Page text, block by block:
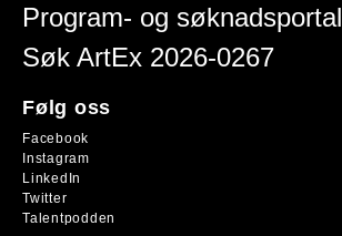
Program- og søknadsportal
Søk ArtEx 2026-0267
Følg oss
Facebook
Instagram
LinkedIn
Twitter
Talentpodden